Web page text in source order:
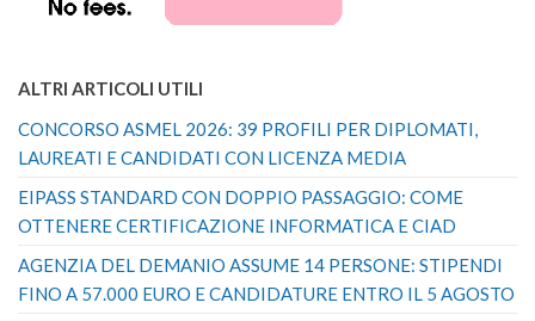
ALTRI ARTICOLI UTILI
CONCORSO ASMEL 2026: 39 PROFILI PER DIPLOMATI,
LAUREATI E CANDIDATI CON LICENZA MEDIA
EIPASS STANDARD CON DOPPIO PASSAGGIO: COME
OTTENERE CERTIFICAZIONE INFORMATICA E CIAD
AGENZIA DEL DEMANIO ASSUME 14 PERSONE: STIPENDI
FINO A 57.000 EURO E CANDIDATURE ENTRO IL 5 AGOSTO